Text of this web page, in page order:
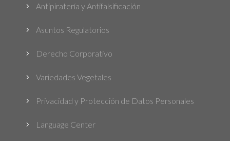
5 Antipiratería y Antifalsificación
5 Asuntos Regulatorios
5 Derecho Corporativo
5 Variedades Vegetales
5 Privacidad y Protección de Datos Personales
5 Language Center